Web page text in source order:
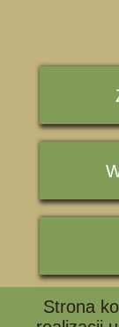
📞
Strona